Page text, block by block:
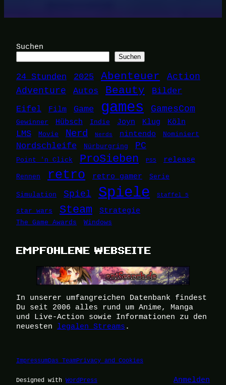
Suchen
Suchen
24 Stunden 2025 Abenteuer
Action
Adventure
Autos Beauty
Bilder
Eifel
Film Game games GamesCom
Gewinner Hübsch Indie Joyn Klug Köln
LMS Movie Nerd Nerds nintendo Nominiert
Nordschleife Nürburgring PC
Point 'n Click ProSieben PS5 release
Rennen retro retro gamer Serie
Simulation Spiel Spiele Staffel 5
star wars Steam Strategie
The Game Awards Windows
EMPFOHLENE WEBSEITE
In unserer umfangreichen Datenbank findest
Du seit 2006 alles rund um Anime, Manga
und Live-Action sowie Informationen zu den
neuesten legalen Streams .
ImpressumDas TeamPrivacy and Cookies
Designed with WordPress Anmelden